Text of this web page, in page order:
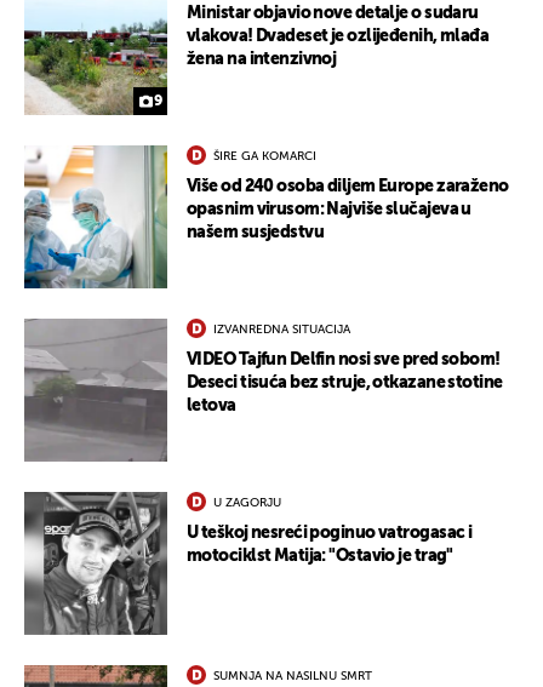
9
Ministar objavio nove detalje o sudaru
vlakova! Dvadeset je ozlijeđenih, mlađa
žena na intenzivnoj
ŠIRE GA KOMARCI
Više od 240 osoba diljem Europe zaraženo
opasnim virusom: Najviše slučajeva u
našem susjedstvu
IZVANREDNA SITUACIJA
VIDEO Tajfun Delfin nosi sve pred sobom!
Deseci tisuća bez struje, otkazane stotine
letova
U ZAGORJU
U teškoj nesreći poginuo vatrogasac i
motociklst Matija: "Ostavio je trag"
SUMNJA NA NASILNU SMRT